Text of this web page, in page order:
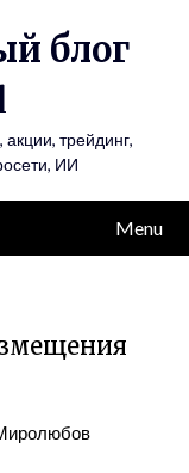
блог
трейдинг,
ИИ
Menu